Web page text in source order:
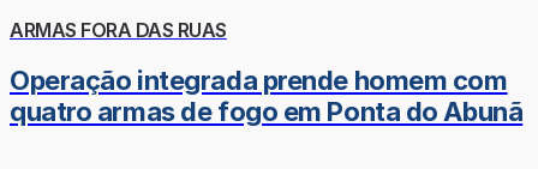
ARMAS FORA DAS RUAS
Operação integrada prende homem com
quatro armas de fogo em Ponta do Abunã